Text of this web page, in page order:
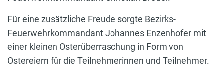
Für eine zusätzliche Freude sorgte Bezirks-
Feuerwehrkommandant Johannes Enzenhofer mit
einer kleinen Osterüberraschung in Form von
Ostereiern für die Teilnehmerinnen und Teilnehmer.